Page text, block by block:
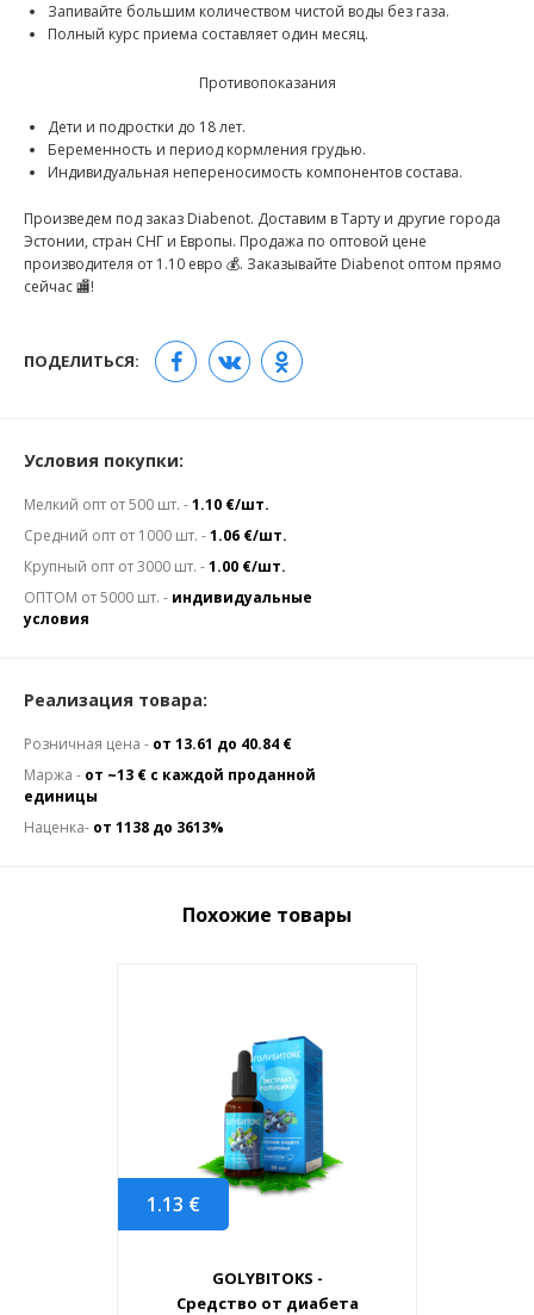
Запивайте большим количеством чистой воды без газа.
Полный курс приема составляет один месяц.
Противопоказания
Дети и подростки до 18 лет.
Беременность и период кормления грудью.
Индивидуальная непереносимость компонентов состава.
Произведем под заказ Diabenot. Доставим в Тарту и другие города
Эстонии, стран СНГ и Европы. Продажа по оптовой цене
производителя от 1.10 евро 💰. Заказывайте Diabenot оптом прямо
сейчас 🏬!
ПОДЕЛИТЬСЯ:
Условия покупки:
Мелкий опт от 500 шт. -1.10 €/шт.
Средний опт от 1000 шт. -1.06 €/шт.
Крупный опт от 3000 шт. -1.00 €/шт.
ОПТОМ от 5000 шт. - индивидуальные
условия
Реализация товара:
Розничная цена - от 13.61 до 40.84 €
Маржа - от ~13 € с каждой проданной
единицы
Наценка- от 1138 до 3613%
Похожие товары
1.13 €
GOLYBITOKS -
Средство от диабета